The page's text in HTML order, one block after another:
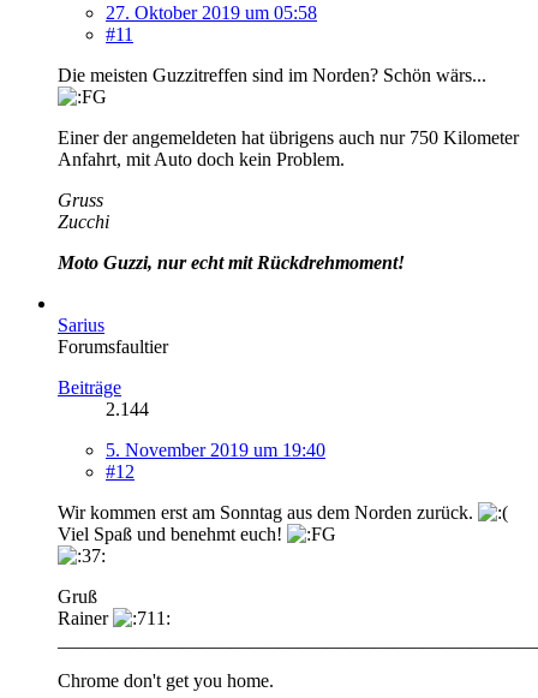
27. Oktober 2019 um 05:58
#11
Die meisten Guzzitreffen sind im Norden? Schön wärs...
Einer der angemeldeten hat übrigens auch nur 750 Kilometer
Anfahrt, mit Auto doch kein Problem.
Gruss
Zucchi
Moto Guzzi, nur echt mit Rückdrehmoment!
Sarius
Forumsfaultier
Beiträge
2.144
5. November 2019 um 19:40
#12
Wir kommen erst am Sonntag aus dem Norden zurück.
Viel Spaß und benehmt euch!
Gruß
Rainer
Chrome don't get you home.